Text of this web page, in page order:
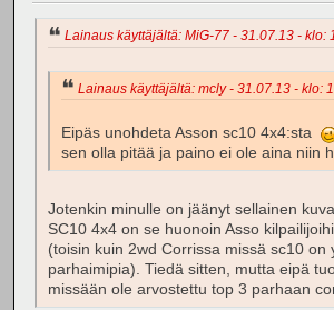
Lainaus käyttäjältä: MiG-77 - 31.07.13 - klo:
Lainaus käyttäjältä: mcly - 31.07.13 - klo:
Eipäs unohdeta Asson sc10 4x4:sta
sen olla pitää ja paino ei ole aina niin
Jotenkin minulle on jäänyt sellainen
SC10 4x4 on se huonoin Asso
(toisin kuin 2wd Corrissa missä sc10 on
parhaimipia). Tiedä sitten, mutta eipä
missään ole arvostettu top 3 parhaan